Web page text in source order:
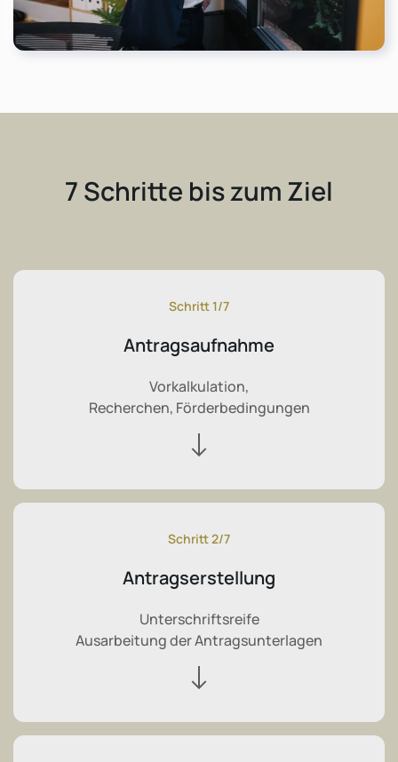
7 Schritte bis zum Ziel
Schritt 1/7
Antragsaufnahme
Vorkalkulation,
Recherchen, Förderbedingungen
Schritt 2/7
Antragserstellung
Unterschriftsreife
Ausarbeitung der Antragsunterlagen